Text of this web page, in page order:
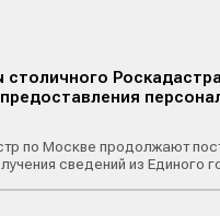
столичного
по Москве продолжают
сведений из Единого